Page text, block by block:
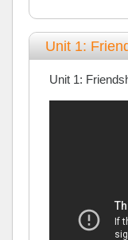
Unit 1:
Unit 1: